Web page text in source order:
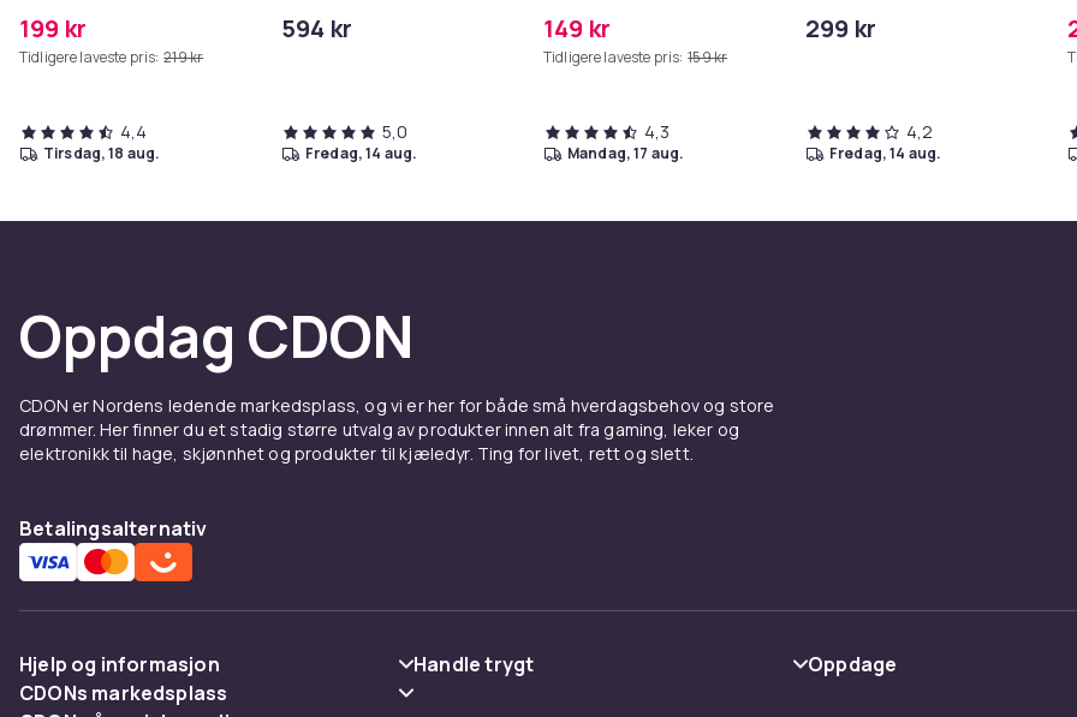
199 kr
Tidligere laveste pris: 219 kr
4,4
tirsdag, 18 aug.
594 kr
5,0
fredag, 14 aug.
MAXV/S50/S51/S55/S5/S60/S65/S6
149 kr
Tidligere laveste pris: 159 kr
4,3
mandag, 17 aug.
299 kr
4,2
fredag, 14 aug.
Oppdag CDON
CDON er Nordens ledende markedsplass, og vi er her for både små hverdagsbehov og store
drømmer. Her finner du et stadig større utvalg av produkter innen alt fra gaming, leker og
elektronikk til hage, skjønnhet og produkter til kjæledyr. Ting for livet, rett og slett.
Betalingsalternativ
Hjelp og informasjon
Vanlige spørsmål
Handle trygt
Oppdage
CDONs markedsplass